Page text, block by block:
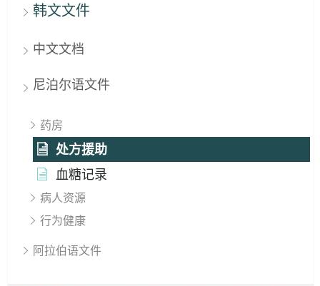
韩文文件
中文文档
尼泊尔语文件
药房
处方援助
血糖记录
病人资源
行为健康
阿拉伯语文件